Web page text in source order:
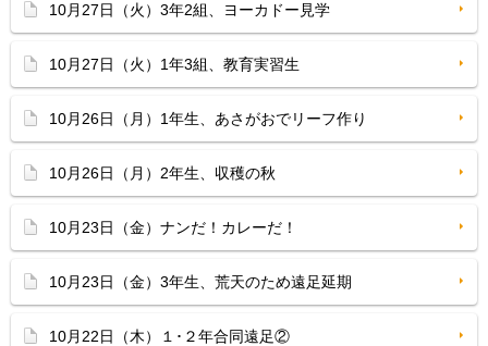
10月27日（火）3年2組、ヨーカドー見学
10月27日（火）1年3組、教育実習生
10月26日（月）1年生、あさがおでリーフ作り
10月26日（月）2年生、収穫の秋
10月23日（金）ナンだ！カレーだ！
10月23日（金）3年生、荒天のため遠足延期
10月22日（木）１･２年合同遠足②